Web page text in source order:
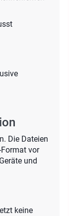
Die Dateien
vor
und
keine